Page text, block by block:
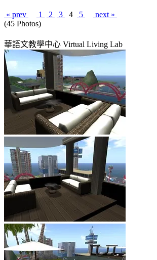
« prev 1 2 3 4 5
next »
(45 Photos)
華語文教學中心 Virtual Living Lab